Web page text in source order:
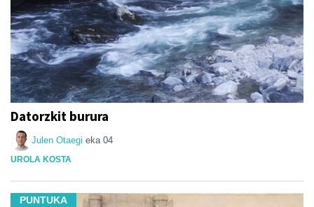
Datorzkit burura
Julen Otaegi eka 04
UROLA KOSTA
PUNTUKA